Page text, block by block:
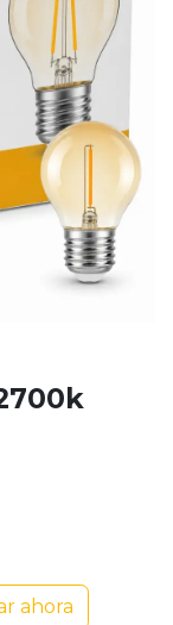
ahora